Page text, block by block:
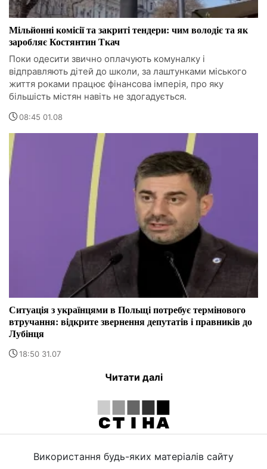
Мільйонні комісії та закриті тендери: чим володіє та як
заробляє Костянтин Ткач
Поки одесити звично оплачують комуналку і
відправляють дітей до школи, за лаштунками міського
життя роками працює фінансова імперія, про яку
більшість містян навіть не здогадується.
08:45 01.08
Ситуація з українцями в Польщі потребує термінового
втручання: відкрите звернення депутатів і правників до
Лубінця
18:50 31.07
Читати далі
Використання будь-яких матеріалів сайту